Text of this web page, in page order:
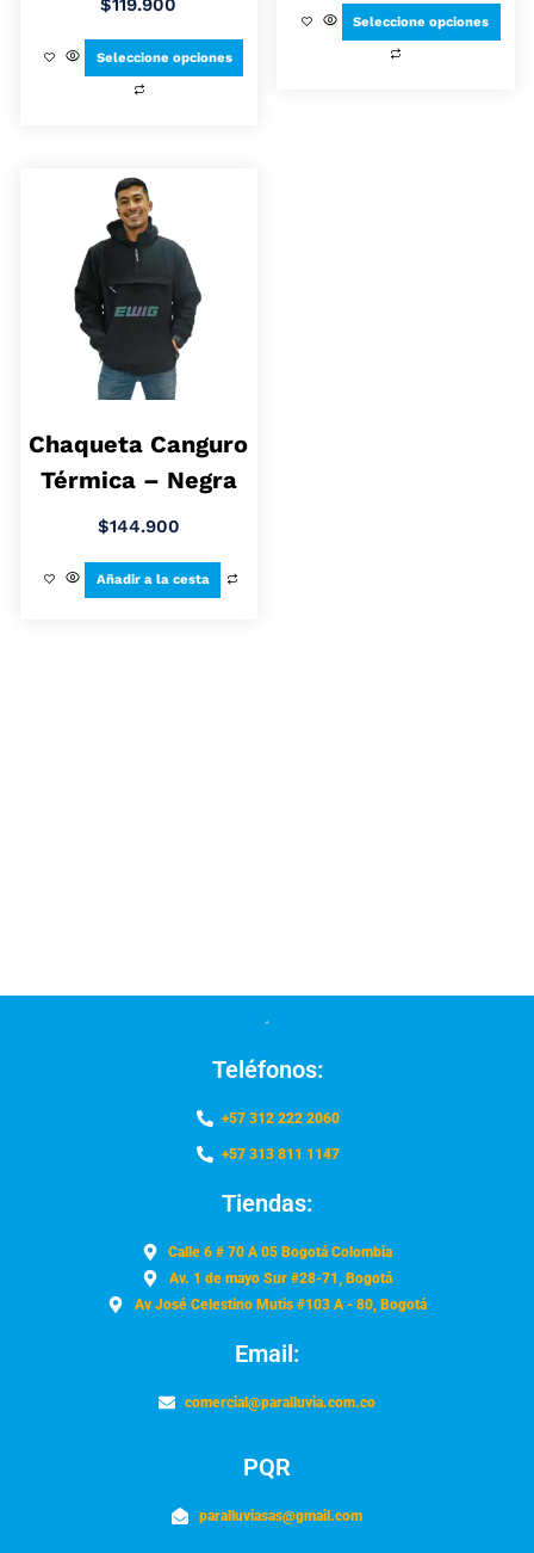
Seleccione opciones
Seleccione opciones
Chaqueta Canguro
Térmica – Negra
$144.900
Añadir a la cesta
Teléfonos:
+57 312 222 2060
+57 313 811 1147
Tiendas:
Calle 6 # 70 A 05 Bogotá Colombia
Av. 1 de mayo Sur #28-71, Bogotá
Av José Celestino Mutis #103 A - 80, Bogotá
Email:
comercial@paralluvia.com.co
PQR
paralluviasas@gmail.com